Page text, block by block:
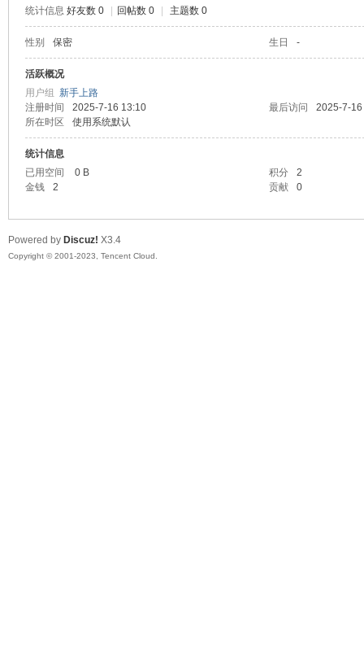
统计信息 好友数 0 回帖数 0 主题数 0
性别 保密 生日 -
活跃概况
用户组 新手上路
注册时间
2025-7-16 13:10 最后访问
2025-7-
所在时区
使用系统默认
统计信息
已用空间
0 B 积分
2
金钱
2 贡献 0
Powered by Discuz! X3.4
Copyright © 2001-2023, Tencent Cloud.